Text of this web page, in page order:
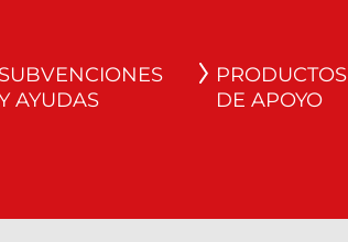
SUBVENCIONES
AYUDAS
PRODUCTOS
DE APOYO